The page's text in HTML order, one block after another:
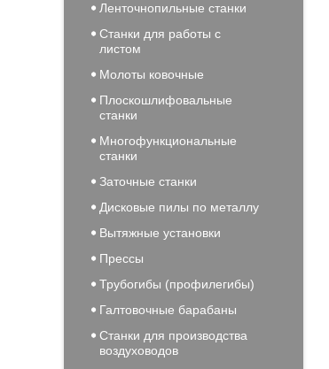
Ленточнопильные станки
Станки для работы с
листом
Молоты ковочные
Плоскошлифовальные
станки
Многофункциональные
станки
Заточные станки
Дисковые пилы по металлу
Вытяжные установки
Прессы
Трубогибы (профилегибы)
Галтовочные барабаны
Станки для производства
воздуховодов